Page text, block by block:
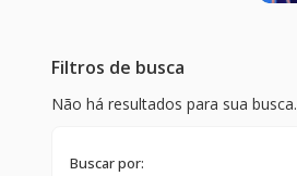
Filtros de busca
Não há resultados para sua busca.
Buscar por: